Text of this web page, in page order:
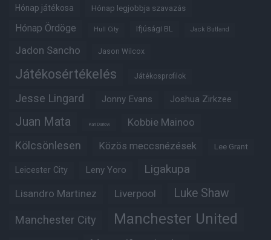
Hónap játékosa Hónap legjobbja szavazás
Hónap Ördöge Hull City Ifjúsági BL Jack Butland
Jadon Sancho Jason Wilcox
Játékosértékelés Játékosprofilok
Jesse Lingard Jonny Evans Joshua Zirkzee
Juan Mata Karl Darlow Kobbie Mainoo
Kölcsönlesen Közös meccsnézések Lee Grant
Leicester City Leny Yoro Ligakupa
Lisandro Martinez Liverpool Luke Shaw
Manchester City Manchester United